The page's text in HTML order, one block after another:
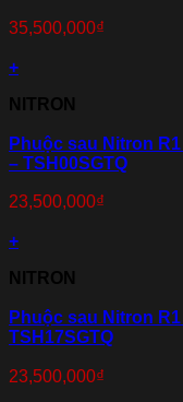
35,500,000₫
+
NITRON
Phuộc sau Nitron
– TSH00SGTQ
23,500,000₫
+
NITRON
Phuộc sau Nitron
TSH17SGTQ
23,500,000₫